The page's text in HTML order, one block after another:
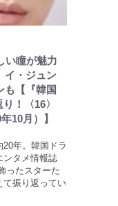
い瞳が魅力
イ・ジュン
も【『韓国
！〈16〉
10月）】
年。韓国ドラ
ンタメ情報誌
ったスターた
て振り返ってい